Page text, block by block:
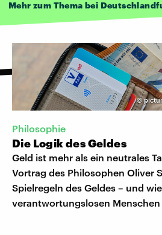
Mehr zum Thema bei
©
Philosophie
Die Logik des Geldes
Geld ist mehr als ein neutrales
Vortrag des Philosophen Oliver
Spielregeln des Geldes – und
verantwortungslosen